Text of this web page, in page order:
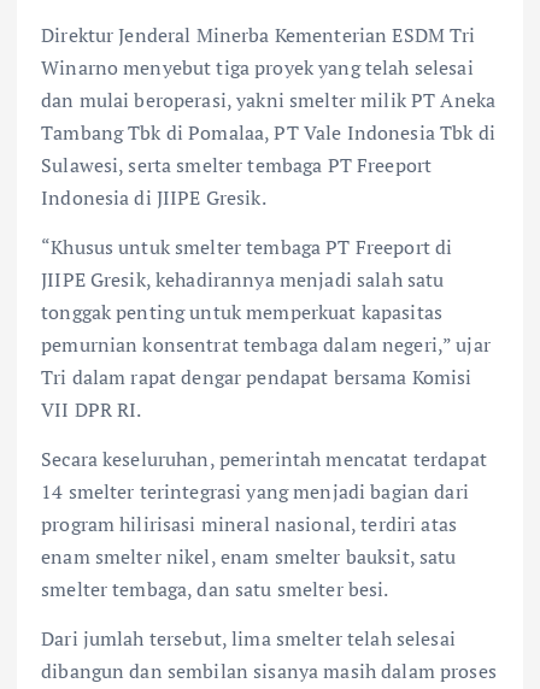
Direktur Jenderal Minerba Kementerian ESDM Tri
Winarno menyebut tiga proyek yang telah selesai
dan mulai beroperasi, yakni smelter milik PT Aneka
Tambang Tbk di Pomalaa, PT Vale Indonesia Tbk di
Sulawesi, serta smelter tembaga PT Freeport
Indonesia di JIIPE Gresik.
“Khusus untuk smelter tembaga PT Freeport di
JIIPE Gresik, kehadirannya menjadi salah satu
tonggak penting untuk memperkuat kapasitas
pemurnian konsentrat tembaga dalam negeri,” ujar
Tri dalam rapat dengar pendapat bersama Komisi
VII DPR RI.
Secara keseluruhan, pemerintah mencatat terdapat
14 smelter terintegrasi yang menjadi bagian dari
program hilirisasi mineral nasional, terdiri atas
enam smelter nikel, enam smelter bauksit, satu
smelter tembaga, dan satu smelter besi.
Dari jumlah tersebut, lima smelter telah selesai
dibangun dan sembilan sisanya masih dalam proses